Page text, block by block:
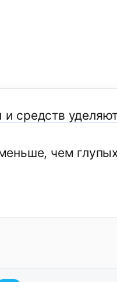
средств
чем